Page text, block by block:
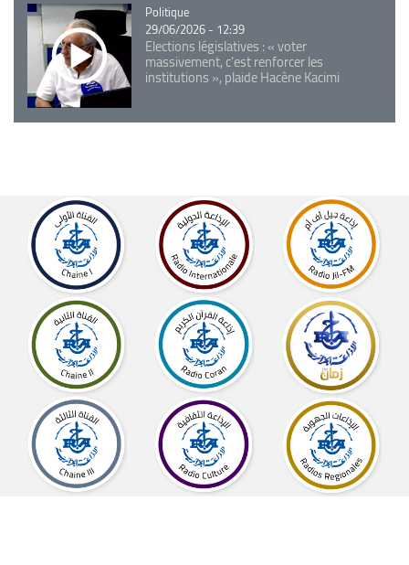
Catégorie
Politique
29/06/2026 - 12:39
Elections législatives : « voter
massivement, c'est renforcer les
institutions », plaide Hacène Kacimi